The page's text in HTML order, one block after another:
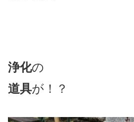
浄化の
道具が！？